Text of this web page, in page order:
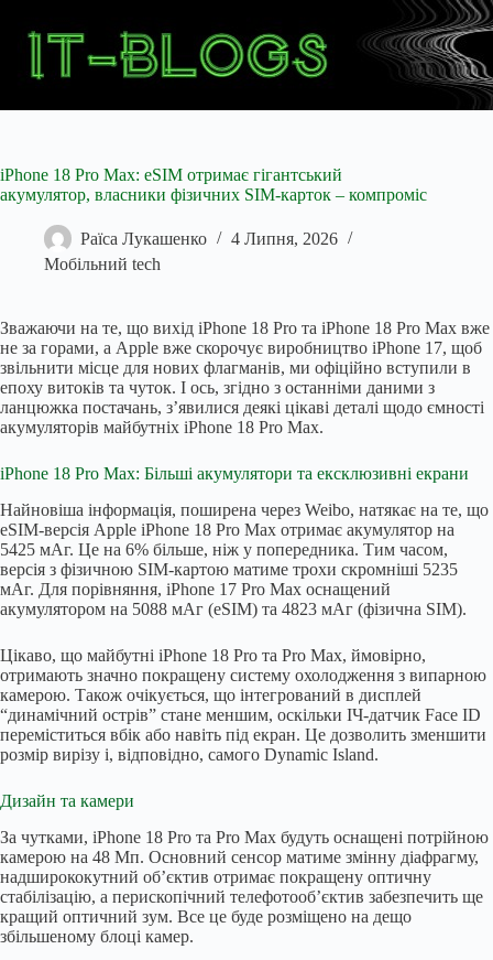
iPhone 18 Pro Max: eSIM отримає гігантський
акумулятор, власники фізичних SIM-карток – компроміс
Раїса Лукашенко
4 Липня, 2026
Мобільний tech
Зважаючи на те, що вихід iPhone 18 Pro та iPhone 18 Pro Max вже
не за горами, а Apple вже скорочує виробництво iPhone 17, щоб
звільнити місце для нових флагманів, ми офіційно вступили в
епоху витоків та чуток. І ось, згідно з останніми даними з
ланцюжка постачань, з’явилися деякі цікаві деталі щодо ємності
акумуляторів майбутніх iPhone 18 Pro Max.
iPhone 18 Pro Max: Більші акумулятори та ексклюзивні екрани
Найновіша інформація, поширена через Weibo, натякає на те, що
eSIM-версія Apple iPhone 18 Pro Max отримає акумулятор на
5425 мАг. Це на 6% більше, ніж у попередника. Тим часом,
версія з фізичною SIM-картою матиме трохи скромніші 5235
мАг. Для порівняння, iPhone 17 Pro Max оснащений
акумулятором на 5088 мАг (eSIM) та 4823 мАг (фізична SIM).
Цікаво, що майбутні iPhone 18 Pro та Pro Max, ймовірно,
отримають значно покращену систему охолодження з випарною
камерою. Також очікується, що інтегрований в дисплей
“динамічний острів” стане меншим, оскільки ІЧ-датчик Face ID
переміститься вбік або навіть під екран. Це дозволить зменшити
розмір вирізу і, відповідно, самого Dynamic Island.
Дизайн та камери
За чутками, iPhone 18 Pro та Pro Max будуть оснащені потрійною
камерою на 48 Мп. Основний сенсор матиме змінну діафрагму,
надширококутний об’єктив отримає покращену оптичну
стабілізацію, а перископічний телефотооб’єктив забезпечить ще
кращий оптичний зум. Все це буде розміщено на дещо
збільшеному блоці камер.